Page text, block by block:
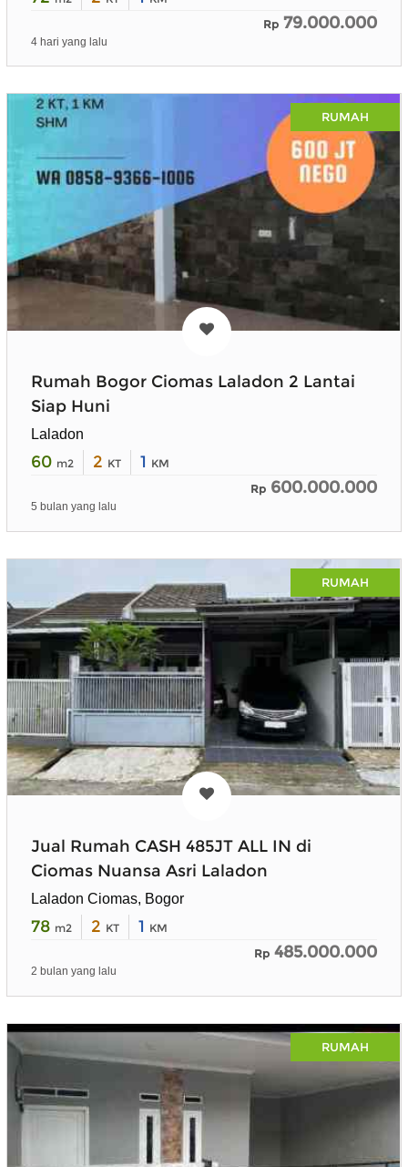
Rp 79.000.000
4 hari yang lalu
RUMAH
Rumah Bogor Ciomas Laladon 2 Lantai
Siap Huni
Laladon
60 m2 2 KT 1 KM
Rp 600.000.000
5 bulan yang lalu
RUMAH
Jual Rumah CASH 485JT ALL IN di
Ciomas Nuansa Asri Laladon
Laladon Ciomas, Bogor
78 m2 2 KT 1 KM
Rp 485.000.000
2 bulan yang lalu
RUMAH